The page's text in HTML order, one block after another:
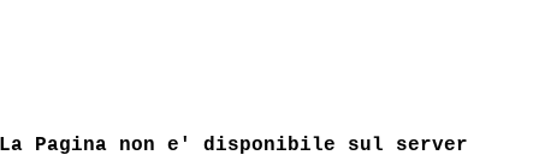
La Pagina non e' disponibile sul server